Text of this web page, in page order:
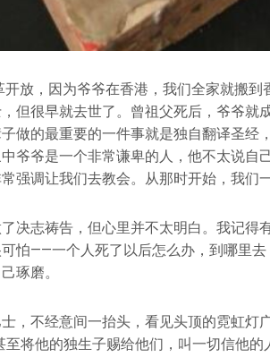
开放，因为爷爷在香港，我们全家就搬
但很早就去世了。曾祖父死后，爷爷就
做的最重要的一件事就是独自翻译圣经
爷爷是一个非常谦卑的人，他不太说自
强调让我们去教会。从那时开始，我们
决志祷告，但心里并不太明白。我记得
怕——一个人死了以后怎么办，到哪里
琢磨。
，不经意间一抬头，看见头顶的霓虹灯
至将他的独生子赐给他们，叫一切信他